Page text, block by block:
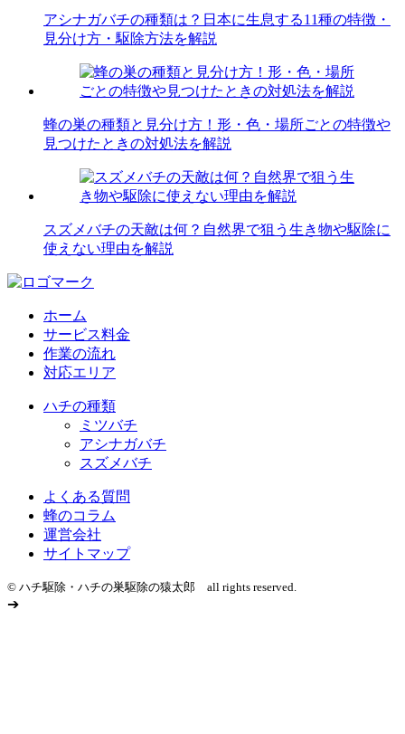
アシナガバチの種類は？日本に生息する11種の特徴・
見分け方・駆除方法を解説
蜂の巣の種類と見分け方！形・色・場所ごとの特徴や
見つけたときの対処法を解説
スズメバチの天敵は何？自然界で狙う生き物や駆除に
使えない理由を解説
ホーム
サービス料金
作業の流れ
対応エリア
ハチの種類
ミツバチ
アシナガバチ
スズメバチ
よくある質問
蜂のコラム
運営会社
サイトマップ
© ハチ駆除・ハチの巣駆除の猿太郎 all rights reserved.
➔